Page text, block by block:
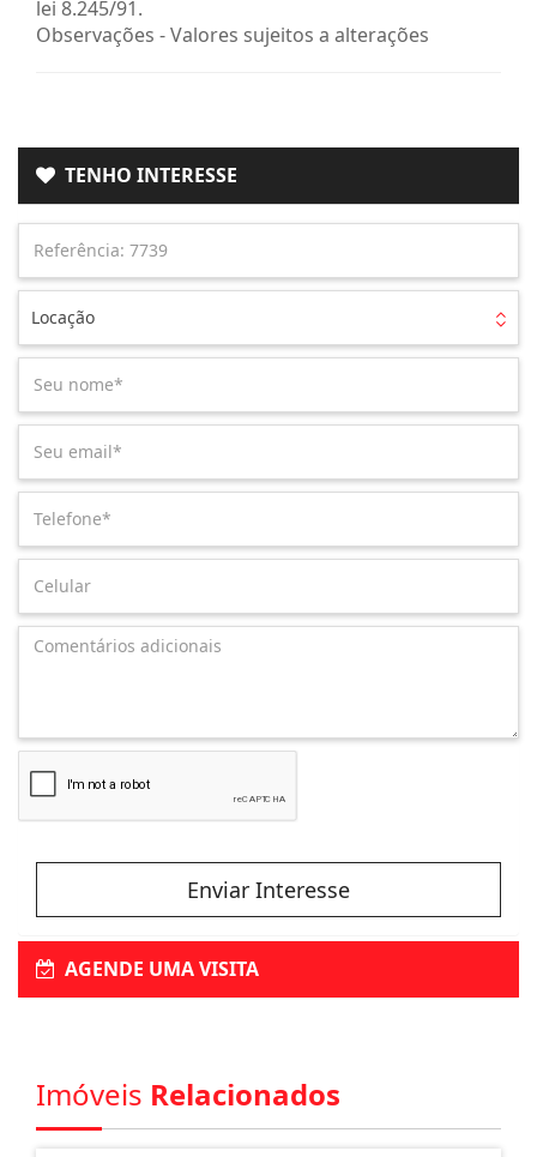
lei 8.245/91.
Observações - Valores sujeitos a alterações
TENHO INTERESSE
Locação
Enviar Interesse
AGENDE UMA VISITA
Imóveis Relacionados